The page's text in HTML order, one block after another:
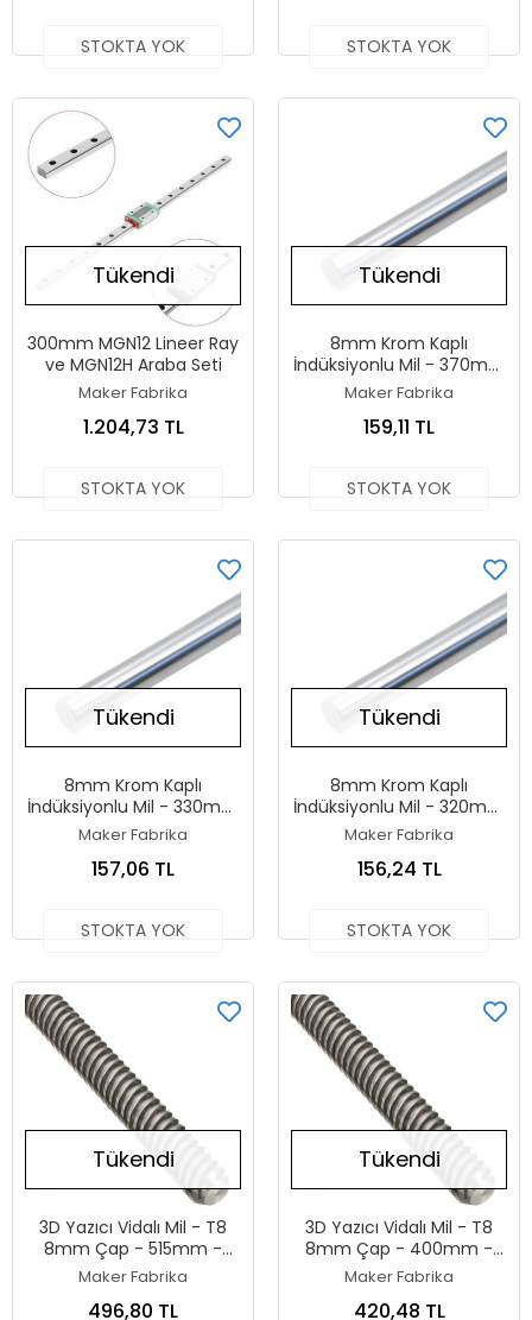
STOKTA YOK STOKTA YOK
Tükendi
300mm MGN12 Lineer Ray
ve MGN12H Araba Seti
Maker Fabrika
1.204,73 TL
STOKTA YOK
Tükendi
8mm Krom Kaplı
İndüksiyonlu Mil - 370mm
- 37cm - Prusa MK3
Maker Fabrika
159,11 TL
STOKTA YOK
Tükendi
8mm Krom Kaplı
İndüksiyonlu Mil - 330mm
- 33cm - Prusa MK3
Maker Fabrika
157,06 TL
STOKTA YOK
Tükendi
8mm Krom Kaplı
İndüksiyonlu Mil - 320mm
- 32cm - Prusa MK3
Maker Fabrika
156,24 TL
STOKTA YOK
Tükendi
3D Yazıcı Vidalı Mil - T8
8mm Çap - 515mm -
51,5cm - CR10 Uyumlu
Maker Fabrika
496,80 TL
Tükendi
3D Yazıcı Vidalı Mil - T8
8mm Çap - 400mm -
40cm - Ender 6 Uyumlu
Maker Fabrika
420,48 TL